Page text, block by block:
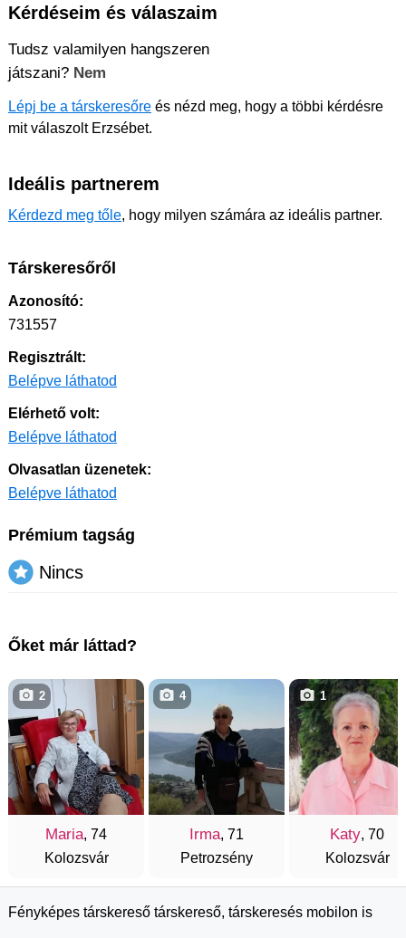
Kérdéseim és válaszaim
Tudsz valamilyen hangszeren
játszani? Nem
Lépj be a társkeresőre és nézd meg, hogy a többi kérdésre
mit válaszolt Erzsébet.
Ideális partnerem
Kérdezd meg tőle, hogy milyen számára az ideális partner.
Társkeresőről
Azonosító:
731557
Regisztrált:
Belépve láthatod
Elérhető volt:
Belépve láthatod
Olvasatlan üzenetek:
Belépve láthatod
Prémium tagság
Nincs
Őket már láttad?
Maria, 74
Kolozsvár
2
Irma, 71
Petrozsény
4
Katy, 70
Kolozsvár
1
Fényképes társkereső társkereső, társkeresés mobilon is